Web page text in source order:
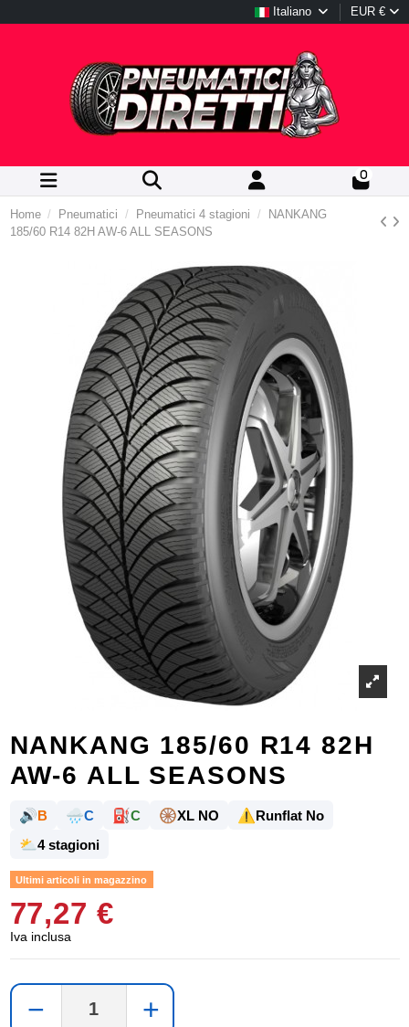
Italiano EUR €
0
Home Pneumatici Pneumatici 4 stagioni
NANKANG
185/60 R14 82H AW-6 ALL SEASONS
NANKANG 185/60 R14 82H
AW-6 ALL SEASONS
🔊B 🌧️C ⛽C 🛞XL NO ⚠️Runflat No
⛅ 4 stagioni
Ultimi articoli in magazzino
77,27 €
Iva inclusa
− +